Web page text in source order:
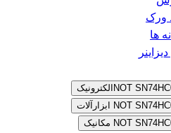
ورک
ها
الکترونیک
ابزارآلات
مکانیک